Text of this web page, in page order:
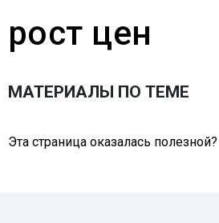
рост цен
МАТЕРИАЛЫ ПО ТЕМЕ
Эта страница оказалась полезной?